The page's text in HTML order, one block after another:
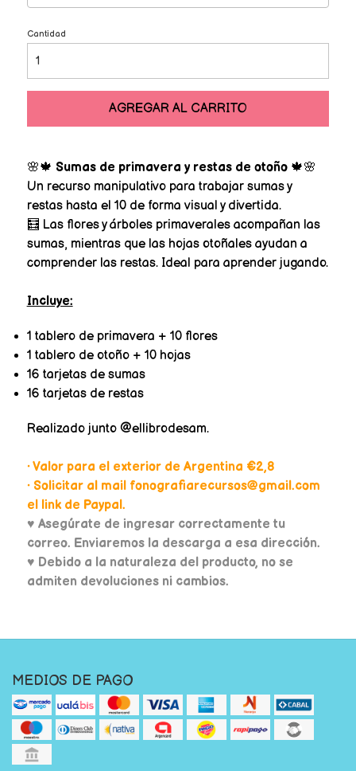
Cantidad
AGREGAR AL CARRITO
🌸🍁 Sumas de primavera y restas de otoño 🍁🌸
Un recurso manipulativo para trabajar sumas y
restas hasta el 10 de forma visual y divertida.
🧮 Las flores y árboles primaverales acompañan las
sumas, mientras que las hojas otoñales ayudan a
comprender las restas. Ideal para aprender jugando.
Incluye:
1 tablero de primavera + 10 flores
1 tablero de otoño + 10 hojas
16 tarjetas de sumas
16 tarjetas de restas
Realizado junto @ellibrodesam.
• Valor para el exterior de Argentina €2,8
• Solicitar al mail fonografiarecursos@gmail.com
el link de Paypal.
♥ Asegúrate de ingresar correctamente tu
correo. Enviaremos la descarga a esa dirección.
♥ Debido a la naturaleza del producto, no se
admiten devoluciones ni cambios.
MEDIOS DE PAGO